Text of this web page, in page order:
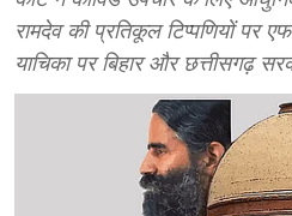
रामदेव की प्रतिकूल टिप्पणियों पर
याचिका पर बिहार और छत्तीसगढ़